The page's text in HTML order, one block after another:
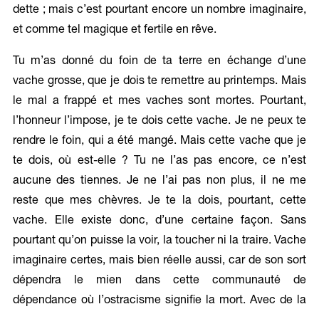
dette ; mais c’est pourtant encore un nombre imaginaire,
et comme tel magique et fertile en rêve.
Tu m’as donné du foin de ta terre en échange d’une
vache grosse, que je dois te remettre au printemps. Mais
le mal a frappé et mes vaches sont mortes. Pourtant,
l’honneur l’impose, je te dois cette vache. Je ne peux te
rendre le foin, qui a été mangé. Mais cette vache que je
te dois, où est-elle ? Tu ne l’as pas encore, ce n’est
aucune des tiennes. Je ne l’ai pas non plus, il ne me
reste que mes chèvres. Je te la dois, pourtant, cette
vache. Elle existe donc, d’une certaine façon. Sans
pourtant qu’on puisse la voir, la toucher ni la traire. Vache
imaginaire certes, mais bien réelle aussi, car de son sort
dépendra le mien dans cette communauté de
dépendance où l’ostracisme signifie la mort. Avec de la